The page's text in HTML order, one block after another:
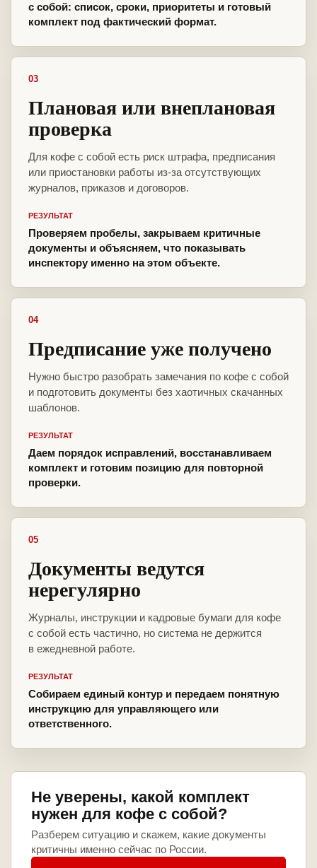
с собой: список, сроки, приоритеты и готовый
комплект под фактический формат.
03
Плановая или внеплановая
проверка
Для кофе с собой есть риск штрафа, предписания
или приостановки работы из-за отсутствующих
журналов, приказов и договоров.
РЕЗУЛЬТАТ
Проверяем пробелы, закрываем критичные
документы и объясняем, что показывать
инспектору именно на этом объекте.
04
Предписание уже получено
Нужно быстро разобрать замечания по кофе с собой
и подготовить документы без хаотичных скачанных
шаблонов.
РЕЗУЛЬТАТ
Даем порядок исправлений, восстанавливаем
комплект и готовим позицию для повторной
проверки.
05
Документы ведутся
нерегулярно
Журналы, инструкции и кадровые бумаги для кофе
с собой есть частично, но система не держится
в ежедневной работе.
РЕЗУЛЬТАТ
Собираем единый контур и передаем понятную
инструкцию для управляющего или
ответственного.
Не уверены, какой комплект
нужен для кофе с собой?
Разберем ситуацию и скажем, какие документы
критичны именно сейчас по России.